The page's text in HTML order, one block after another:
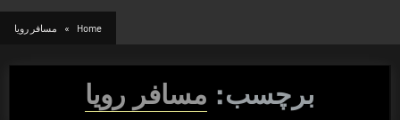
Home مسافر رویا
برچسب: مسافر رویا